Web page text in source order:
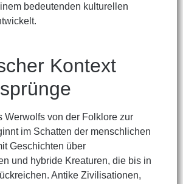
bedeutenden kulturellen
Kontext
Werwolfs von der Folklore zur
im Schatten der menschlichen
Geschichten über
und hybride Kreaturen, die bis in
Antike Zivilisationen,